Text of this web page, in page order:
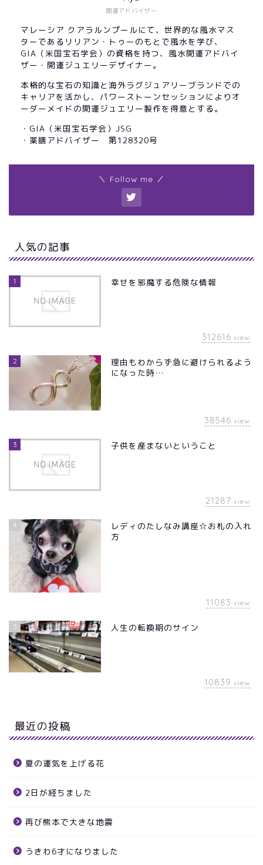
開運アドバイザー
マレーシア クアラルンプールにて、世界的な風水マス
ターであるリリアン・トゥーのもとで風水を学び、
GIA（米国宝石学会）の資格を持つ、風水開運アドバイ
ザー・開運ジュエリーデザイナー。
本格的な宝石の知識と海外ラグジュアリーブランドでの
キャリアを活かし、パワーストーンセッションによりオ
ーダーメイドの開運ジュエリー製作を得意とする。
・GIA（米国宝石学会）JSG
・薬膳アドバイザー 第128320号
＼ Follow me ／
人気の記事
1 幸せを邪魔する危険な情報
312616 view
2
理由もわからず急に避けられるよう
になった時…
38546 view
3 子供を産まないということ
21287 view
4
レディのたしなみ講座☆お札の入れ
方
11083 view
5 人生の転換期のサイン
10839 view
最近の投稿
夏の運気を上げる花
2日が経ちました
再び熊本で大きな地震
うきわ6才になりました